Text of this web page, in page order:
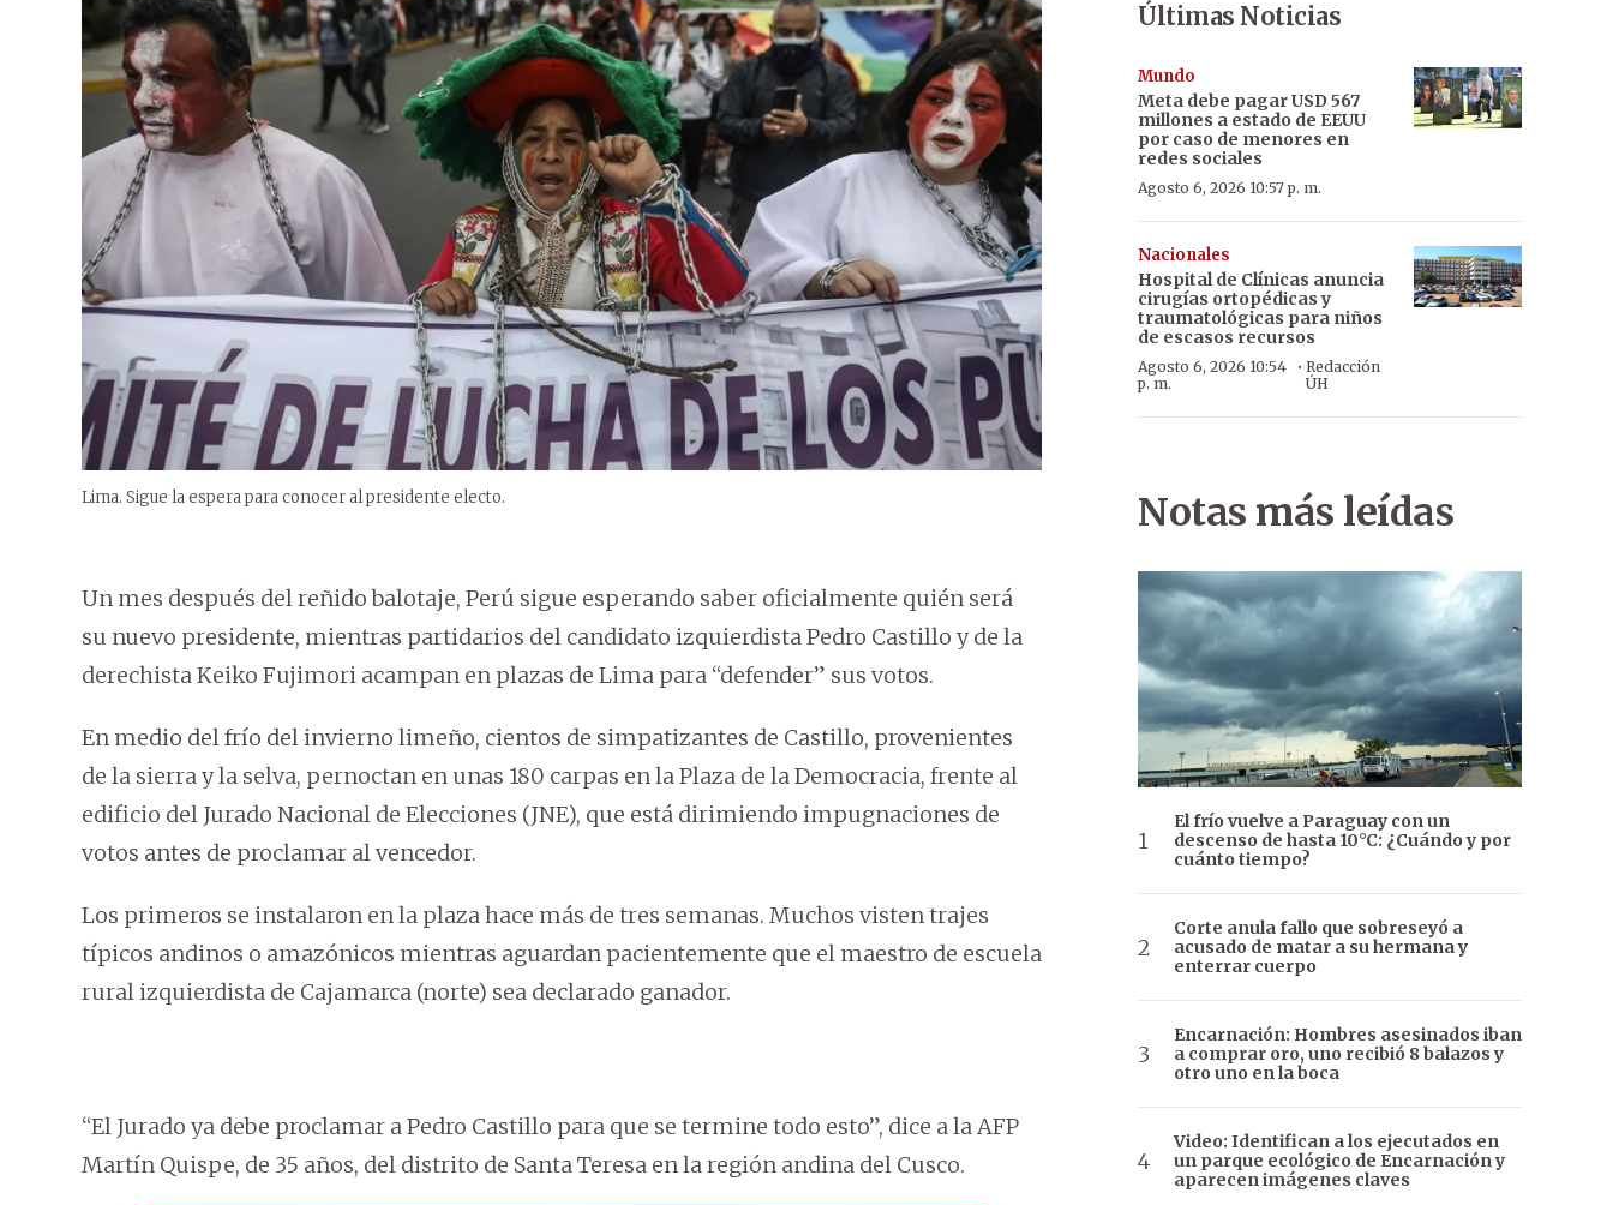
Lima. Sigue la espera para conocer al presidente electo.
Un mes después del reñido balotaje, Perú sigue esperando saber oficialmente quién será
su nuevo presidente, mientras partidarios del candidato izquierdista Pedro Castillo y de la
derechista Keiko Fujimori acampan en plazas de Lima para “defender” sus votos.
En medio del frío del invierno limeño, cientos de simpatizantes de Castillo, provenientes
de la sierra y la selva, pernoctan en unas 180 carpas en la Plaza de la Democracia, frente al
edificio del Jurado Nacional de Elecciones (JNE), que está dirimiendo impugnaciones de
votos antes de proclamar al vencedor.
Los primeros se instalaron en la plaza hace más de tres semanas. Muchos visten trajes
típicos andinos o amazónicos mientras aguardan pacientemente que el maestro de escuela
rural izquierdista de Cajamarca (norte) sea declarado ganador.
“El Jurado ya debe proclamar a Pedro Castillo para que se termine todo esto”, dice a la AFP
Martín Quispe, de 35 años, del distrito de Santa Teresa en la región andina del Cusco.
Últimas Noticias
Mundo
Meta debe pagar USD 567
millones a estado de EEUU
por caso de menores en
redes sociales
Agosto 6, 2026 10:57 p. m.
Nacionales
Hospital de Clínicas anuncia
cirugías ortopédicas y
traumatológicas para niños
de escasos recursos
Agosto 6, 2026 10:54
p. m.
· Redacción
ÚH
Notas más leídas
El frío vuelve a Paraguay con un
descenso de hasta 10°C: ¿Cuándo y por
cuánto tiempo?
Corte anula fallo que sobreseyó a
acusado de matar a su hermana y
enterrar cuerpo
Encarnación: Hombres asesinados iban
a comprar oro, uno recibió 8 balazos y
otro uno en la boca
Video: Identifican a los ejecutados en
un parque ecológico de Encarnación y
aparecen imágenes claves